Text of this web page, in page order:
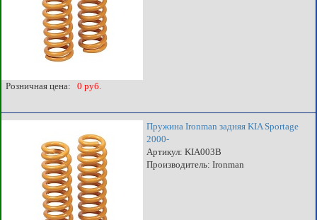
Розничная цена: 0 руб.
Пружина Ironman задняя KIA Sportage
2000-
Артикул: KIA003B
Производитель: Ironman